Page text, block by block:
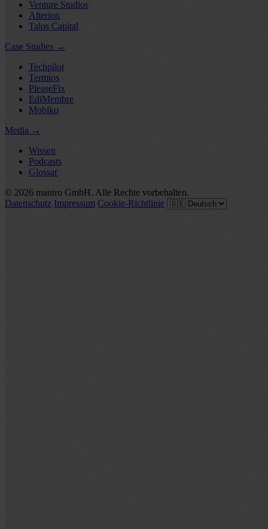
Venture Studios
Alterion
Talos Capital
Case Studies →
Techpilot
Termios
PleaseFix
EdiMembre
Mobiko
Media →
Wissen
Podcasts
Glossar
© 2026 mantro GmbH. Alle Rechte vorbehalten.
Datenschutz Impressum Cookie-Richtlinie